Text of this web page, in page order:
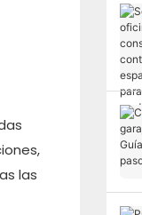
las